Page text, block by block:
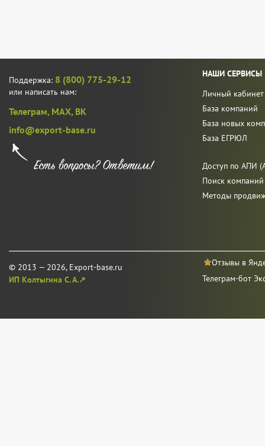
Поддержка: 8 (800) 775-29-12
или написать нам:
Телеграм, MAX, ВК
info@export-base.ru
© 2013 — 2026, Export-base.ru
ИП Колтыгина С. А.↗
НАШИ СЕРВИСЫ
Личный кабинет
База компаний
База новых
База ЕГРЮЛ
Доступ по АПИ
Поиск
Методы
Отзывы в
Телеграм-бот